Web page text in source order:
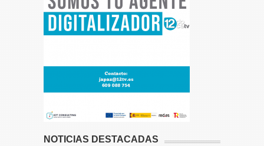
NOTICIAS DESTACADAS